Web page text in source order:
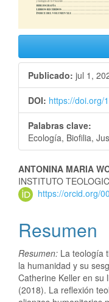
Publicado: jul 1,
DOI: https://doi.org/
Palabras clave:
Ecología, Biofilia,
ANTONINA MARIA
INSTITUTO
https://orcid.org/
Resumen
Resumen: La teología
la humanidad y su
Catherine Keller en su
(2018). La reflexión